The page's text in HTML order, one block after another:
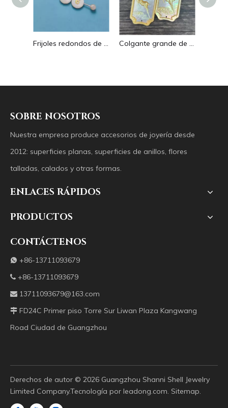
Frijoles redondos de nácar Natural para diseño de collar, corte de letras, cabujón de tamaño pequeño, fabricación de pulseras, concha de diseño Colgante grande de nácar Natural con imagen de animal, cuadrado de corte para collar con cabujón de diseño en relieve de concha amarilla
SOBRE NOSOTROS
Nuestra empresa produce accesorios de joyería desde
2012: superficies planas, superficies de anillos, flores
talladas, calados y otras formas.
ENLACES RÁPIDOS
PRODUCTOS
CONTÁCTENOS
 +86-13711093679
 +86-13711093679
 13711093679@163.com
 FD24C Primer piso Torre Sur Liwan Plaza Kangwang
Road Ciudad de Guangzhou
Derechos de autor ©️ 2026 Guangzhou Shanni Shell Jewelry
Limited Company.Tecnología por leadong.com. Sitemap.